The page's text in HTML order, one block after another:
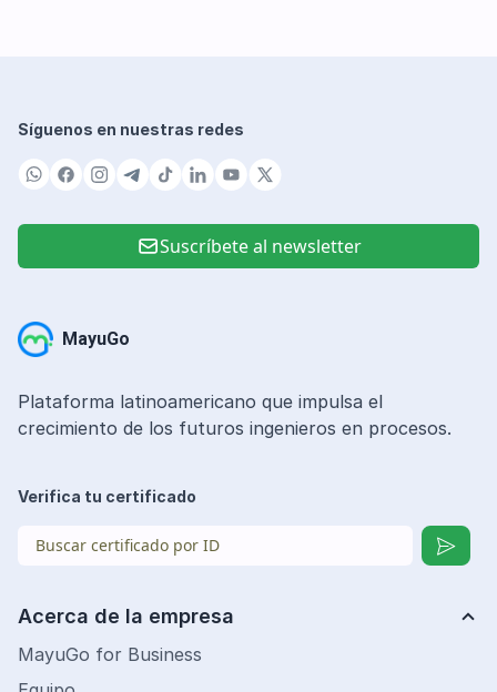
Síguenos en nuestras redes
Suscríbete al newsletter
MayuGo
Plataforma latinoamericano que impulsa el
crecimiento de los futuros ingenieros en procesos.
Verifica tu certificado
Acerca de la empresa
MayuGo for Business